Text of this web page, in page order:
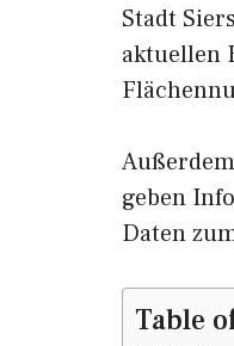
Stadt
aktuellen
geben
Daten
Table